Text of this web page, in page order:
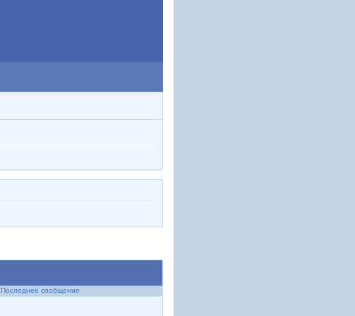
Последнее сообщение